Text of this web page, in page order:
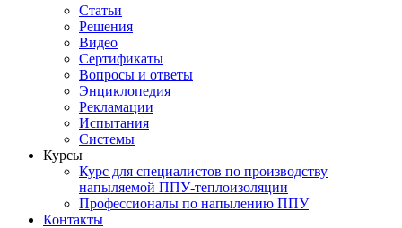
Статьи
Решения
Видео
Сертификаты
Вопросы и ответы
Энциклопедия
Рекламации
Испытания
Системы
Курсы
Курс для специалистов по производству
напыляемой ППУ-теплоизоляции
Профессионалы по напылению ППУ
Контакты